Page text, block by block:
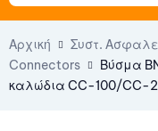
Αρχική Συστ.
Connectors
Βύσμα
καλώδια CC-100/CC-